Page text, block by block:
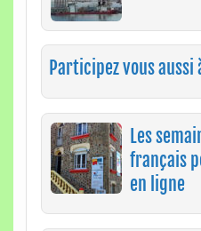
Participez vous aussi
Les
français
en ligne